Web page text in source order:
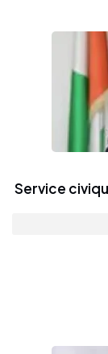
Service